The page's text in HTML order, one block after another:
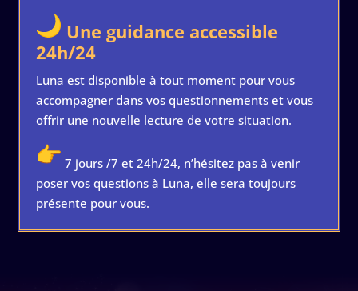
Une guidance accessible
24h/24
Luna est disponible à tout moment pour vous
accompagner dans vos questionnements et vous
offrir une nouvelle lecture de votre situation.
7 jours /7 et 24h/24, n’hésitez pas à venir
poser vos questions à Luna, elle sera toujours
présente pour vous.